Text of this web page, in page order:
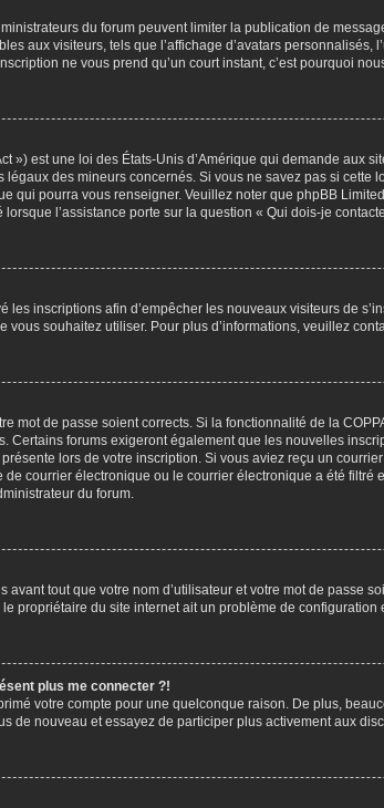
du forum peuvent limiter la publication de
aux visiteurs, tels que l’affichage d’avatars
ne vous prend qu’un court instant, c’est pourquoi
») est une loi des États-Unis d’Amérique qui demande
des mineurs concernés. Si vous ne savez pas si
qui pourra vous renseigner. Veuillez noter que phpBB
l’assistance porte sur la question « Qui dois-je
les inscriptions afin d’empêcher les nouveaux visiteurs de
vous souhaitez utiliser. Pour plus d’informations, veuillez
mot de passe soient corrects. Si la fonctionnalité de la
Certains forums exigeront également que les nouvelles
lors de votre inscription. Si vous aviez reçu un
courrier électronique ou le courrier électronique a été
du forum.
tout que votre nom d’utilisateur et votre mot de passe
propriétaire du site internet ait un problème de configuration
plus me connecter ?!
votre compte pour une quelconque raison. De plus,
de nouveau et essayez de participer plus activement aux